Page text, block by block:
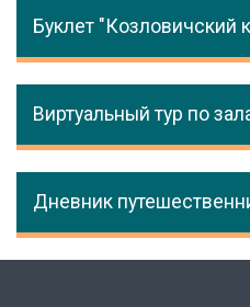
Буклет "Козловичский
Виртуальный тур по
Дневник